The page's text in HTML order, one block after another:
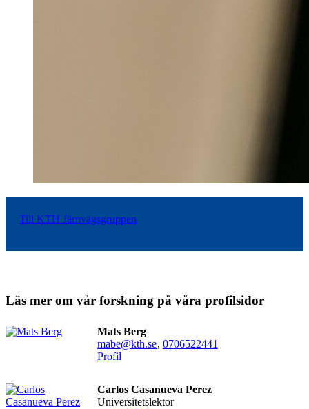
Till KTH Järnvägsgruppen
Läs mer om vår forskning på våra profilsidor
Mats Berg
mabe@kth.se, 0706522441
Profil
Carlos Casanueva Perez
universitetslektor